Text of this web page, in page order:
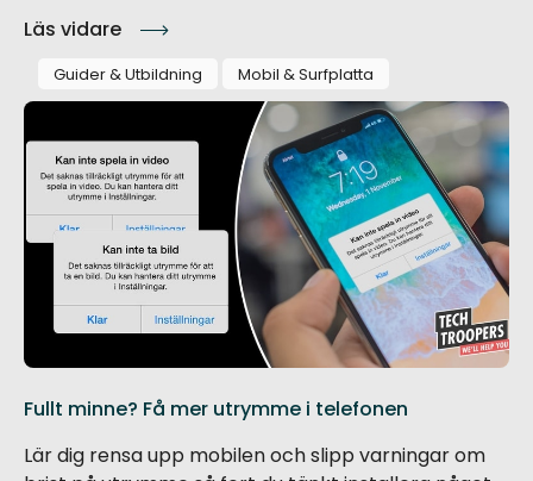
Läs vidare
Guider & Utbildning Mobil & Surfplatta
Fullt minne? Få mer utrymme i telefonen
Lär dig rensa upp mobilen och slipp varningar om